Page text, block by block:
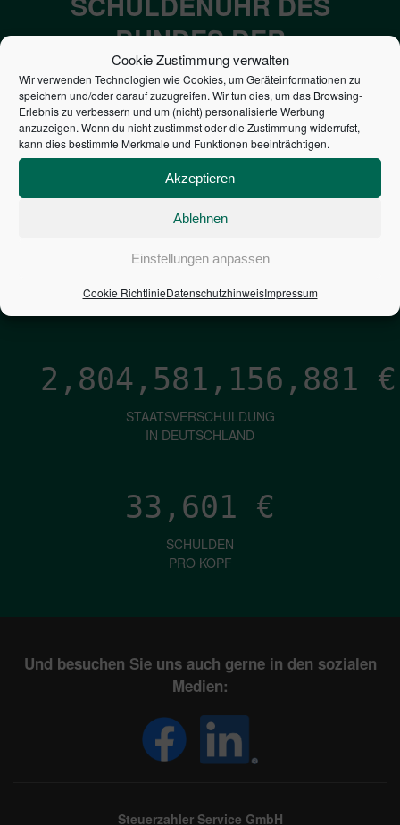
Cookie Zustimmung verwalten
Wir verwenden Technologien wie Cookies, um Geräteinformationen zu
speichern und/oder darauf zuzugreifen. Wir tun dies, um das Browsing-
Erlebnis zu verbessern und um (nicht) personalisierte Werbung
anzuzeigen. Wenn du nicht zustimmst oder die Zustimmung widerrufst,
kann dies bestimmte Merkmale und Funktionen beeinträchtigen.
Akzeptieren
Ablehnen
Einstellungen anpassen
Cookie RichtlinieDatenschutzhinweisImpressum
BUNDES DER
STEUERZAHLER
7,052€
NEUVERSCHULDUNG
PRO SEKUNDE
1,601€
ZINSEN
2,804,581,158,150 €
STAATSVERSCHULDUNG
IN DEUTSCHLAND
33,601 €
SCHULDEN
PRO KOPF
Und besuchen Sie uns auch gerne in den sozialen
Medien:
Steuerzahler Service GmbH